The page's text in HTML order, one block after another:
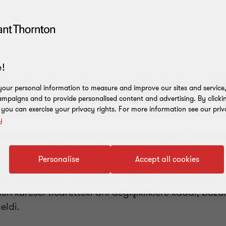
uluslararası trendler üzerine
bozulma dönemlerinin büyüme için nasıl bir
rakiplerinden nasıl farklılaştırabileceğini
küresel iş ortamını tanımlar hale geldi.
operasyonel zorluklarla hem de öngörülemeyen
karşıya kalıyor. Bu durum, iş süreçlerini yerine
ulaşılmasını zorlaştırıyor. Altyapı arızalarından
küresel ticaretteki ani değişikliklere kadar,
personal information to measure and improve our sites and
and to provide personalised content and advertising. By
can exercise your privacy rights. For more information see our
Accept all cookies
Personalise